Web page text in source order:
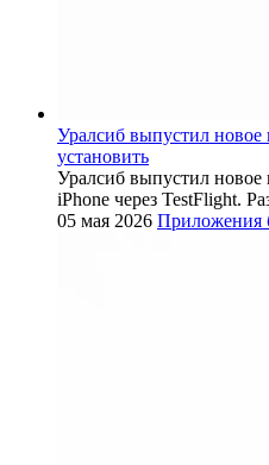
Уралсиб выпустил
установить
Уралсиб выпустил новое
iPhone через TestFlight.
05 мая 2026 Приложения